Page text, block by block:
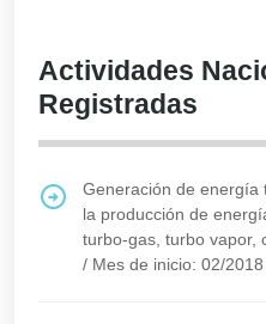
Actividades
Registradas
Generación de energía
la producción de
turbo-gas, turbo vapor,
/ Mes de inicio: 02/2018